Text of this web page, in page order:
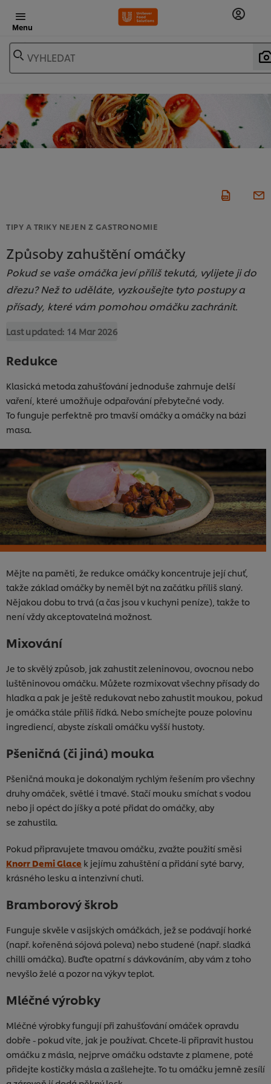
Menu
VYHLEDAT
TIPY A TRIKY NEJEN Z GASTRONOMIE
Způsoby zahuštění omáčky
Pokud se vaše omáčka jeví příliš tekutá, vylijete ji do
dřezu? Než to uděláte, vyzkoušejte tyto postupy a
přísady, které vám pomohou omáčku zachránit.
Last updated: 14 Mar 2026
Redukce
Klasická metoda zahušťování jednoduše zahrnuje delší
vaření, které umožňuje odpařování přebytečné vody.
To funguje perfektně pro tmavší omáčky a omáčky na bázi
masa.
Mějte na paměti, že redukce omáčky koncentruje její chuť,
takže základ omáčky by neměl být na začátku příliš slaný.
Nějakou dobu to trvá (a čas jsou v kuchyni peníze), takže to
není vždy akceptovatelná možnost.
Mixování
Je to skvělý způsob, jak zahustit zeleninovou, ovocnou nebo
luštěninovou omáčku. Můžete rozmixovat všechny přísady do
hladka a pak je ještě redukovat nebo zahustit moukou, pokud
je omáčka stále příliš řídká. Nebo smíchejte pouze polovinu
ingrediencí, abyste získali omáčku vyšší hustoty.
Pšeničná (či jiná) mouka
Pšeničná mouka je dokonalým rychlým řešením pro všechny
druhy omáček, světlé i tmavé. Stačí mouku smíchat s vodou
nebo ji opéct do jíšky a poté přidat do omáčky, aby
se zahustila.
Pokud připravujete tmavou omáčku, zvažte použití směsi
Knorr Demi Glace k jejímu zahuštění a přidání syté barvy,
krásného lesku a intenzivní chuti.
Bramborový škrob
Funguje skvěle v asijských omáčkách, jež se podávají horké
(např. kořeněná sójová poleva) nebo studené (např. sladká
chilli omáčka). Buďte opatrní s dávkováním, aby vám z toho
nevyšlo želé a pozor na výkyv teplot.
Mléčné výrobky
Mléčné výrobky fungují při zahušťování omáček opravdu
dobře - pokud víte, jak je používat. Chcete-li připravit hustou
omáčku z másla, nejprve omáčku odstavte z plamene, poté
přidejte kostičky másla a zašlehejte. To tu omáčku jemně zesílí